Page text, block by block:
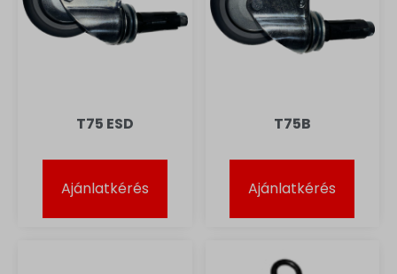
T75 ESD
Ajánlatkérés
T75B
Ajánlatkérés